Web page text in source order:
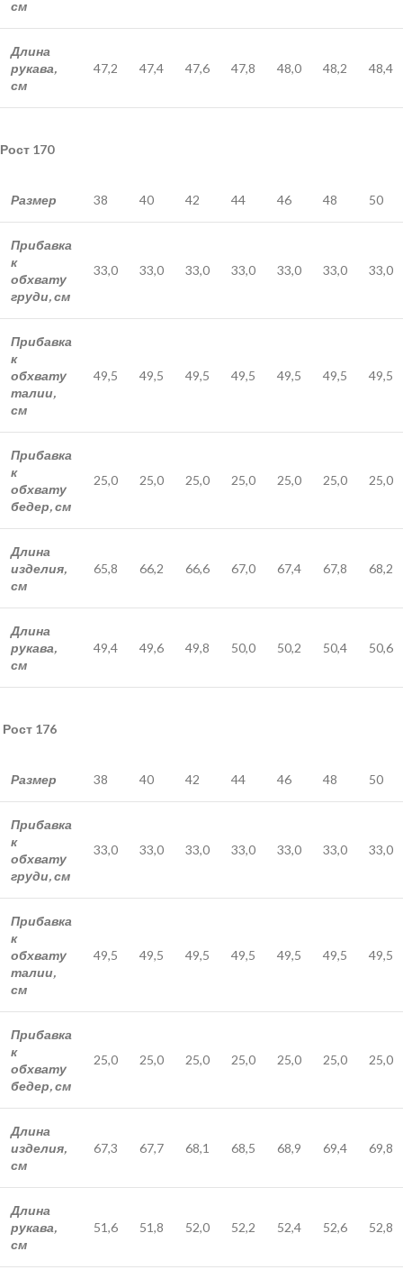
см
Длина
рукава,
см
47,2 47,4 47,6 47,8 48,0 48,2 48,4
Рост 170
Размер 38 40 42 44 46 48 50
Прибавка
к
обхвату
груди, см
33,0 33,0 33,0 33,0 33,0 33,0 33,0
Прибавка
к
обхвату
талии,
см
49,5 49,5 49,5 49,5 49,5 49,5 49,5
Прибавка
к
обхвату
бедер, см
25,0 25,0 25,0 25,0 25,0 25,0 25,0
Длина
изделия,
см
65,8 66,2 66,6 67,0 67,4 67,8 68,2
Длина
рукава,
см
49,4 49,6 49,8 50,0 50,2 50,4 50,6
Рост 176
Размер 38 40 42 44 46 48 50
Прибавка
к
обхвату
груди, см
33,0 33,0 33,0 33,0 33,0 33,0 33,0
Прибавка
к
обхвату
талии,
см
49,5 49,5 49,5 49,5 49,5 49,5 49,5
Прибавка
к
обхвату
бедер, см
25,0 25,0 25,0 25,0 25,0 25,0 25,0
Длина
изделия,
см
67,3 67,7 68,1 68,5 68,9 69,4 69,8
Длина
рукава,
см
51,6 51,8 52,0 52,2 52,4 52,6 52,8